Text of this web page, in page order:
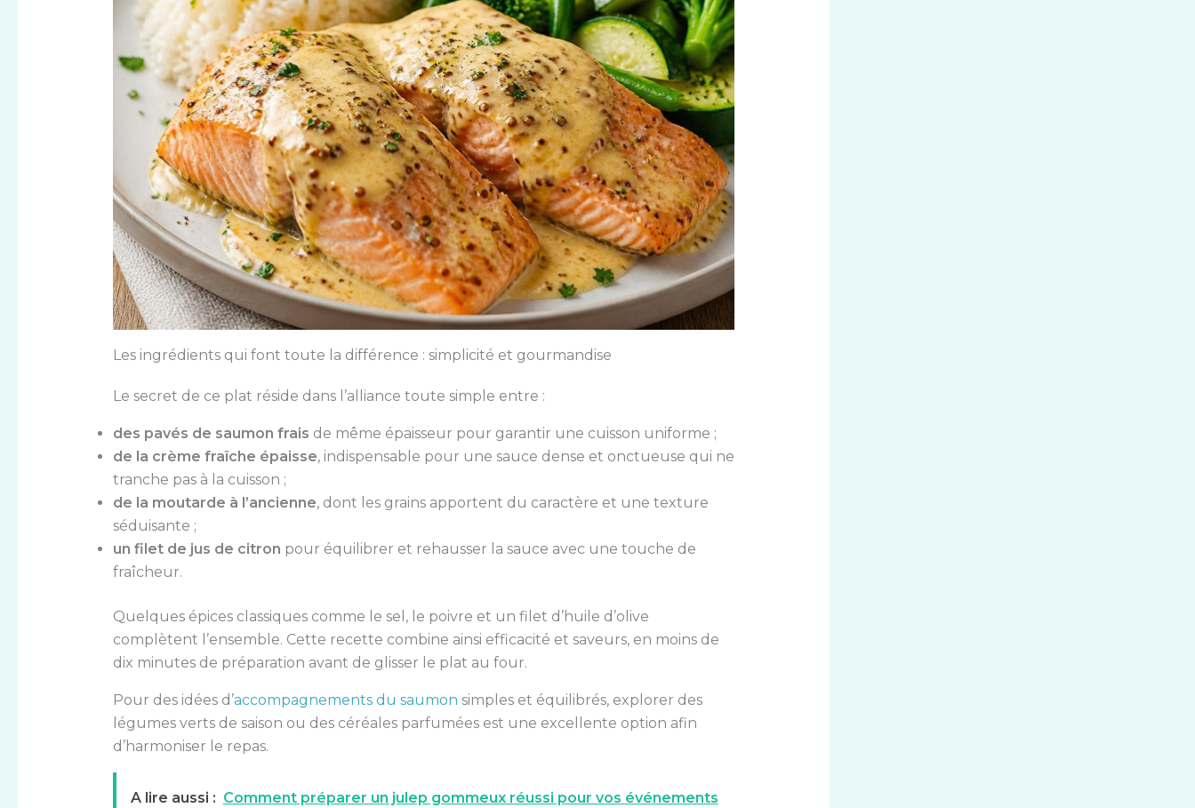
Les ingrédients qui font toute la différence : simplicité et gourmandise
Le secret de ce plat réside dans l’alliance toute simple entre :
des pavés de saumon frais de même épaisseur pour garantir une cuisson uniforme ;
de la crème fraîche épaisse, indispensable pour une sauce dense et onctueuse qui ne
tranche pas à la cuisson ;
de la moutarde à l’ancienne, dont les grains apportent du caractère et une texture
séduisante ;
un filet de jus de citron pour équilibrer et rehausser la sauce avec une touche de
fraîcheur.
Quelques épices classiques comme le sel, le poivre et un filet d’huile d’olive
complètent l’ensemble. Cette recette combine ainsi efficacité et saveurs, en moins de
dix minutes de préparation avant de glisser le plat au four.
Pour des idées d’accompagnements du saumon simples et équilibrés, explorer des
légumes verts de saison ou des céréales parfumées est une excellente option afin
d’harmoniser le repas.
A lire aussi : Comment préparer un julep gommeux réussi pour vos événements